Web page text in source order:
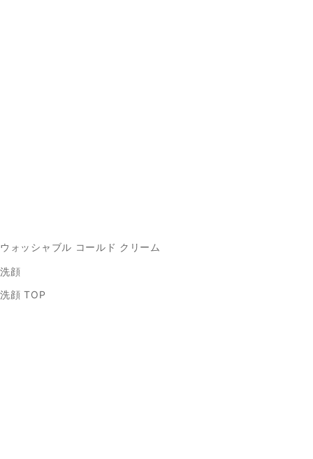
ウォッシャブル コールド クリーム
洗顔
洗顔 TOP